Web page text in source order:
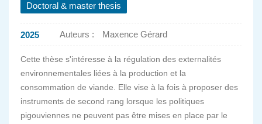
Doctoral & master thesis
2025 Auteurs : Maxence Gérard
Cette thèse s'intéresse à la régulation des externalités
environnementales liées à la production et la
consommation de viande. Elle vise à la fois à proposer des
instruments de second rang lorsque les politiques
pigouviennes ne peuvent pas être mises en place par le